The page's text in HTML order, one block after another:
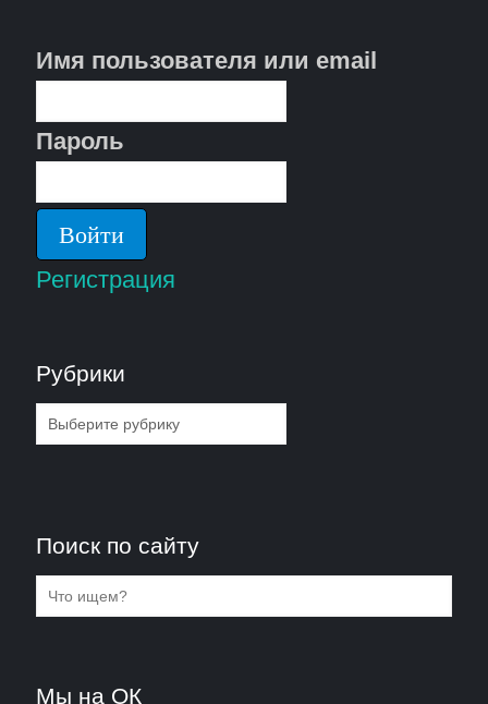
Имя пользователя или email
Пароль
Регистрация
Рубрики
Рубрики
Поиск по сайту
Мы на ОК